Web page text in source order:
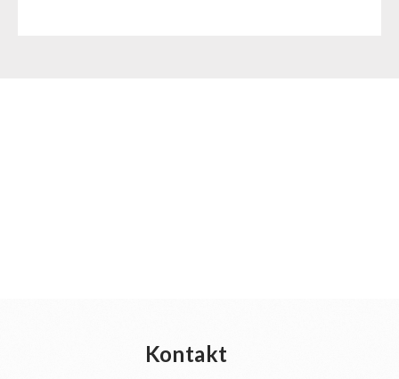
Kontakt